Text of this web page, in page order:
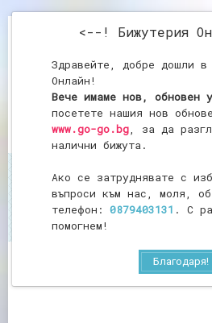
<--! Бижутерия
Здравейте, добре дошли в
Онлайн!
Вече имаме нов, обновен
посетете нашия нов
www.go-go.bg, за да
налични бижута.
Ако се затруднявате с
въпроси към нас, моля,
телефон: 0879403131 . С
помогнем!
Благодаря!
Начало Висулка от седеф
Висулка от